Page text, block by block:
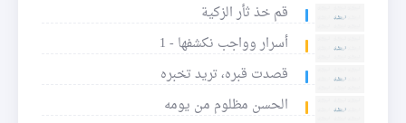
قم خذ ثأر الزكية
أسرار وواجب نكشفها - 1
قصدت قبره، تريد تخبره
الحسن مظلوم من يومه